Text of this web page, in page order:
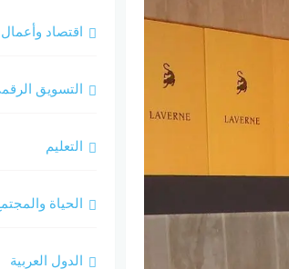
اقتصاد وأعمال
التسويق
التعليم
الحياة
الدول العربية